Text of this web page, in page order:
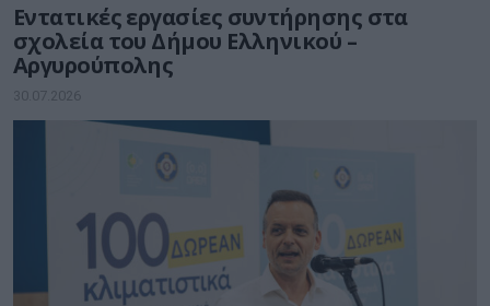
Εντατικές εργασίες συντήρησης στα
σχολεία του Δήμου Ελληνικού –
Αργυρούπολης
30.07.2026